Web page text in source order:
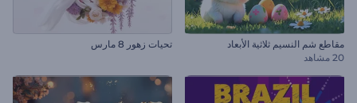
مقاطع شم النسيم ثلاثية الأبعاد
20 مشاهد
تحيات زهور 8 مارس